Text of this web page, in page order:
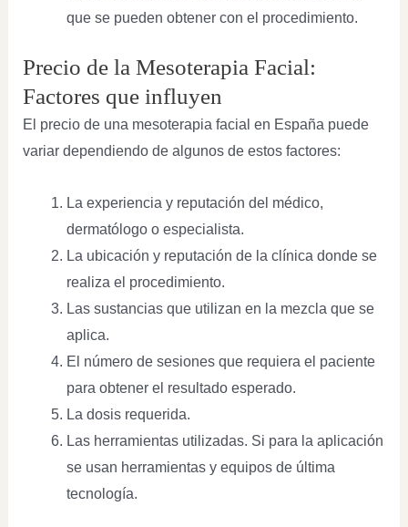
que se pueden obtener con el procedimiento.
Precio de la Mesoterapia Facial:
Factores que influyen
El precio de una mesoterapia facial en España puede
variar dependiendo de algunos de estos factores:
La experiencia y reputación del médico,
dermatólogo o especialista.
La ubicación y reputación de la clínica donde se
realiza el procedimiento.
Las sustancias que utilizan en la mezcla que se
aplica.
El número de sesiones que requiera el paciente
para obtener el resultado esperado.
La dosis requerida.
Las herramientas utilizadas. Si para la aplicación
se usan herramientas y equipos de última
tecnología.